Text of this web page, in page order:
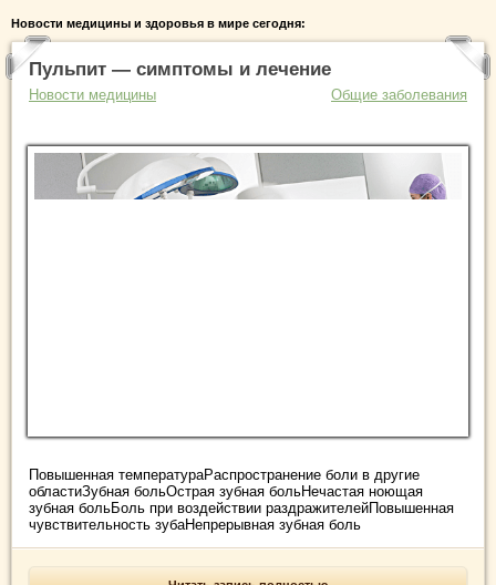
Новости медицины и здоровья в мире сегодня:
Пульпит — симптомы и лечение
Новости медицины Общие заболевания
Повышенная температураРаспространение боли в другие
областиЗубная больОстрая зубная больНечастая ноющая
зубная больБоль при воздействии раздражителейПовышенная
чувствительность зубаНепрерывная зубная боль